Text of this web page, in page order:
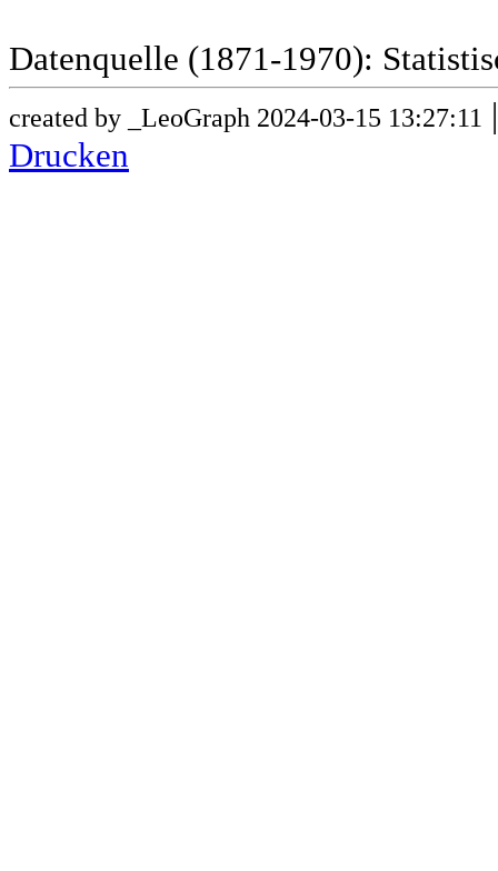
Datenquelle (1871-1970):
created by _LeoGraph 2024-03-15 13:27:11
Drucken